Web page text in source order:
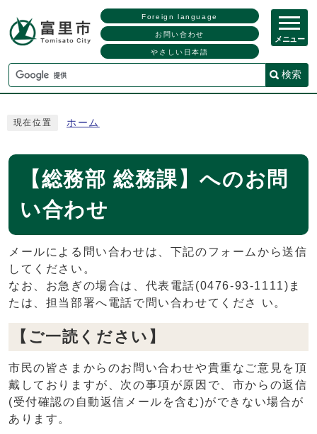
Foreign language
お問い合わせ
やさしい日本語
検索
メニュー
現在位置 ホーム
【総務部 総務課】へのお問
い合わせ
メールによる問い合わせは、下記のフォームから送信
してください。
なお、お急ぎの場合は、代表電話(0476-93-1111)ま
たは、担当部署へ電話で問い合わせてくださ い。
【ご一読ください】
市民の皆さまからのお問い合わせや貴重なご意見を頂
戴しておりますが、次の事項が原因で、市からの返信
(受付確認の自動返信メールを含む)ができない場合が
あります。